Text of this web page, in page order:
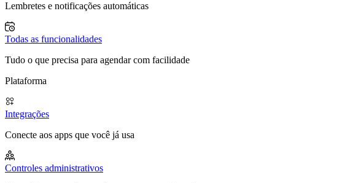
Lembretes e notificações automáticas
Todas as funcionalidades
Tudo o que precisa para agendar com facilidade
Plataforma
Integrações
Conecte aos apps que você já usa
Controles administrativos